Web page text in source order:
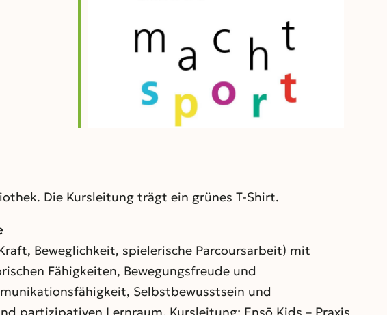
Outlook Live
Die Kursleitung trägt ein grünes T-Shirt.
Beweglichkeit, spielerische Parcoursarbeit) mit
Fähigkeiten, Bewegungsfreude und
Selbstbewusstsein und